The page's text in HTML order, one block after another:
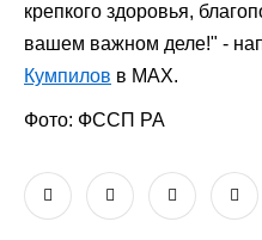
крепкого здоровья,
вашем важном деле!" -
Кумпилов в МАХ.
Фото: ФССП РА